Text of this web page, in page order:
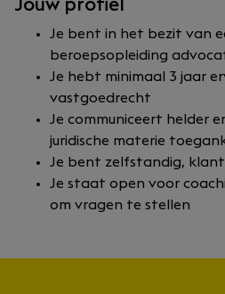
Jouw profiel
Je bent in het bezit van
beroepsopleiding
Je hebt minimaal 3 jaar
vastgoedrecht
Je communiceert helder
juridische materie
Je bent zelfstandig,
Je staat open voor
om vragen te stellen